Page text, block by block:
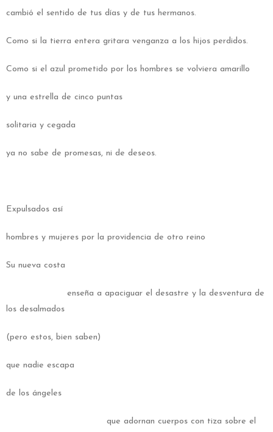
cambió el sentido de tus días y de tus hermanos.
Como si la tierra entera gritara venganza a los hijos perdidos.
Como si el azul prometido por los hombres se volviera amarillo
y una estrella de cinco puntas
solitaria y cegada
ya no sabe de promesas, ni de deseos.
Expulsados así
hombres y mujeres por la providencia de otro reino
Su nueva costa
enseña a apaciguar el desastre y la desventura de
los desalmados
(pero estos, bien saben)
que nadie escapa
de los ángeles
que adornan cuerpos con tiza sobre el